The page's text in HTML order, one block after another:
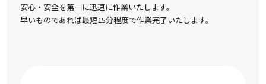
安心・安全を第一に迅速に作業いたします。
早いものであれば最短15分程度で作業完了いたします。